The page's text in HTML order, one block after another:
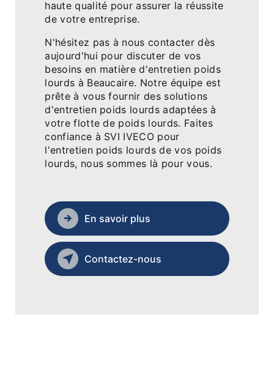
haute qualité pour assurer la réussite
de votre entreprise.
N'hésitez pas à nous contacter dès
aujourd'hui pour discuter de vos
besoins en matière d'entretien poids
lourds à Beaucaire. Notre équipe est
prête à vous fournir des solutions
d'entretien poids lourds adaptées à
votre flotte de poids lourds. Faites
confiance à SVI IVECO pour
l'entretien poids lourds de vos poids
lourds, nous sommes là pour vous.
En savoir plus
Contactez-nous